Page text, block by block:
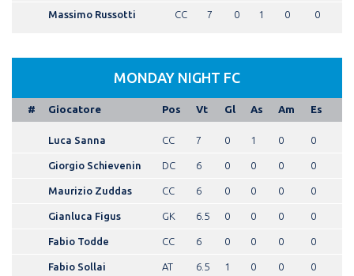
Massimo Russotti CC 7 0 1 0 0
MONDAY NIGHT FC
# Giocatore Pos Vt Gl As Am Es
Luca Sanna CC 7 0 1 0 0
Giorgio Schievenin DC 6 0 0 0 0
Maurizio Zuddas CC 6 0 0 0 0
Gianluca Figus GK 6.5 0 0 0 0
Fabio Todde CC 6 0 0 0 0
Fabio Sollai AT 6.5 1 0 0 0